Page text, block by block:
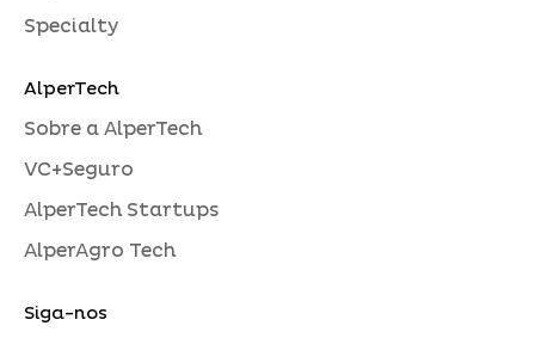
Specialty
AlperTech
Sobre a AlperTech
VC+Seguro
AlperTech Startups
AlperAgro Tech
Siga-nos